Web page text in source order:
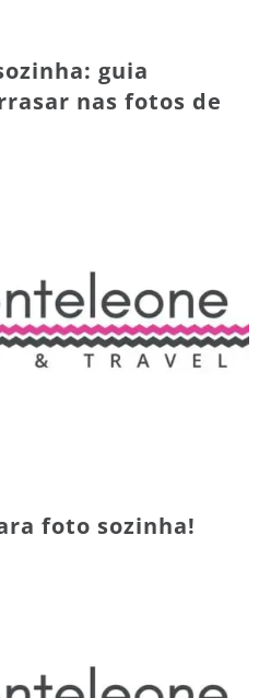
guia
nas fotos de
foto sozinha!